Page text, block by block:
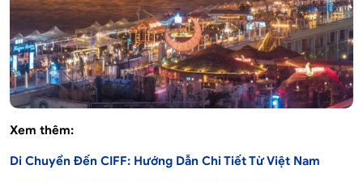
Xem thêm:
Di Chuyển Đến CIFF: Hướng Dẫn Chi Tiết Từ Việt Nam